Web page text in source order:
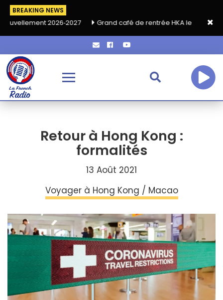
BREAKING NEWS
2026‑2027 Grand café de rentrée HKA le vendredi 18
Retour à Hong Kong :
formalités
13 Août 2021
Voyager à Hong Kong / Macao